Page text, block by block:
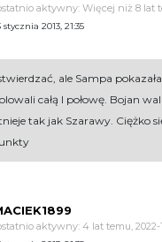
aktywny: Więcej niż 8 lat
stycznia 2013, 21:35
ale Sampa
całą I połowę. Bojan
tak jak Szarawy. Ciężko
aktywny: 4 lat temu, 2022-